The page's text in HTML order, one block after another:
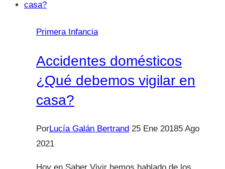
Primera Infancia
Accidentes domésticos
¿Qué debemos vigilar en
casa?
PorLucía Galán Bertrand 25 Ene 20185 Ago
2021